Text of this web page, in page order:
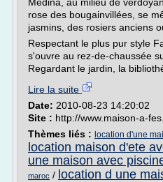
rose des bougainvillées, se
jasmins, des rosiers anciens
Respectant le plus pur style
s'ouvre au rez-de-chaussée
Regardant le jardin, la
Lire la suite
Date: 2010-08-23 14:20:02
Site : http://www.maison-a-
Thèmes liés : location d'une
location maison d'ete
une maison avec
maroc / location d une